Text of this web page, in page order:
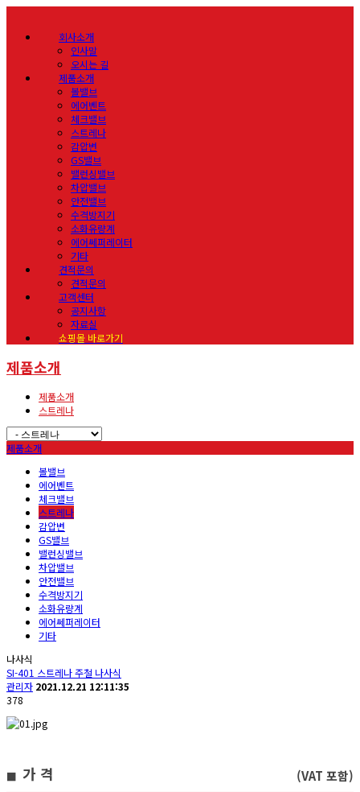
회사소개
인사말
오시는 길
제품소개
볼밸브
에어벤트
체크밸브
스트레나
감압변
GS밸브
밸런싱밸브
차압밸브
안전밸브
수격방지기
소화유량계
에어쎄퍼레이터
기타
견적문의
견적문의
고객센터
공지사항
자료실
쇼핑몰 바로가기
제품소개
제품소개
스트레나
제품소개
볼밸브
에어벤트
체크밸브
스트레나
감압변
GS밸브
밸런싱밸브
차압밸브
안전밸브
수격방지기
소화유량계
에어쎄퍼레이터
기타
나사식
SI-401 스트레나 주철 나사식
관리자 2021.12.21 12:11:35
378
■ 가 격
(VAT 포함)